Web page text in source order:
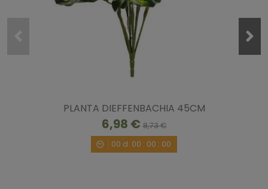
PLANTA DIEFFENBACHIA 45CM
6,98 € 8,73 €
00 d. 00 : 00 : 00